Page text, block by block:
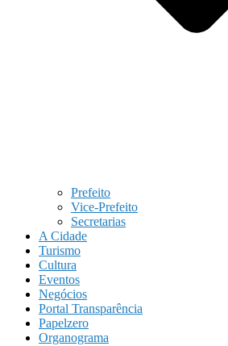
Prefeito
Vice-Prefeito
Secretarias
A Cidade
Turismo
Cultura
Eventos
Negócios
Portal Transparência
Papelzero
Organograma